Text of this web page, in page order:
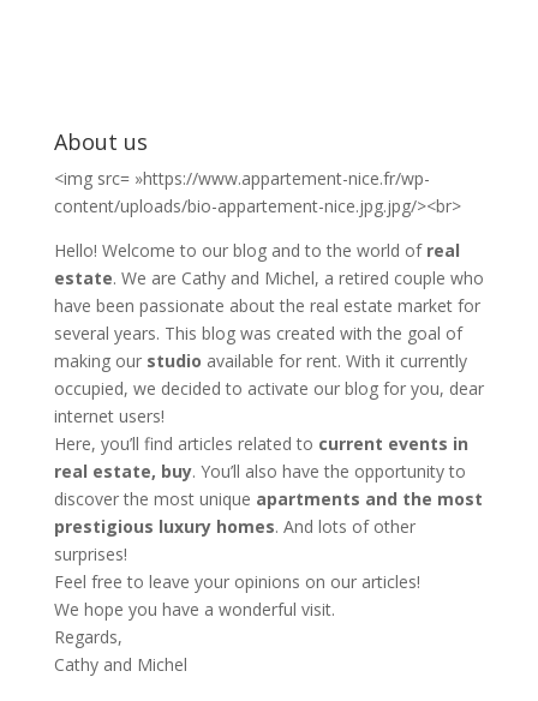
About us
<img src= »https://www.appartement-nice.fr/wp-
content/uploads/bio-appartement-nice.jpg.jpg/><br>
Hello! Welcome to our blog and to the world of real
estate. We are Cathy and Michel, a retired couple who
have been passionate about the real estate market for
several years. This blog was created with the goal of
making our studio available for rent. With it currently
occupied, we decided to activate our blog for you, dear
internet users!
Here, you’ll find articles related to current events in
real estate, buy. You’ll also have the opportunity to
discover the most unique apartments and the most
prestigious luxury homes. And lots of other
surprises!
Feel free to leave your opinions on our articles!
We hope you have a wonderful visit.
Regards,
Cathy and Michel